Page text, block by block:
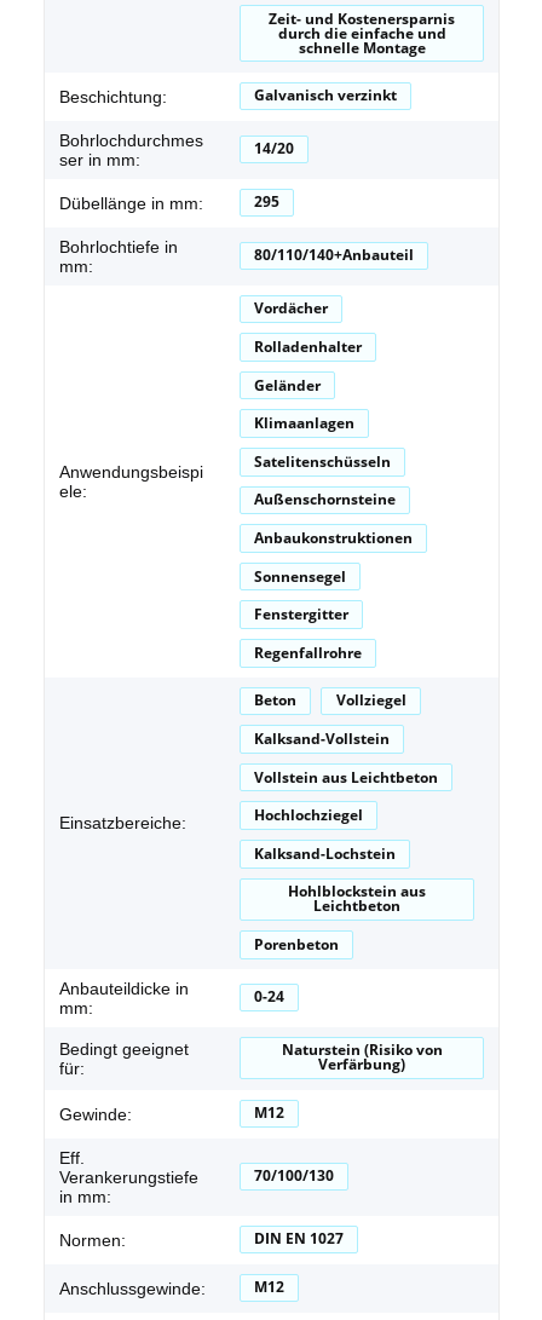
Zeit- und Kostenersparnis
durch die einfache und
schnelle Montage
Beschichtung: Galvanisch verzinkt
Bohrlochdurchmes
ser in mm:
14/20
Dübellänge in mm: 295
Bohrlochtiefe in
mm:
80/110/140+Anbauteil
Anwendungsbeispi
ele:
Vordächer
Rolladenhalter
Geländer
Klimaanlagen
Satelitenschüsseln
Außenschornsteine
Anbaukonstruktionen
Sonnensegel
Fenstergitter
Regenfallrohre
Einsatzbereiche:
Beton
Vollziegel
Kalksand-Vollstein
Vollstein aus Leichtbeton
Hochlochziegel
Kalksand-Lochstein
Hohlblockstein aus
Leichtbeton
Porenbeton
Anbauteildicke in
mm:
0-24
Bedingt geeignet
für:
Naturstein (Risiko von
Verfärbung)
Gewinde: M12
Eff.
Verankerungstiefe
in mm:
70/100/130
Normen: DIN EN 1027
Anschlussgewinde: M12